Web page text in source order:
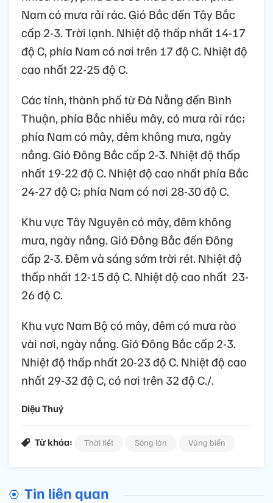
Nam có mưa rải rác. Gió Bắc đến Tây Bắc
cấp 2-3. Trời lạnh. Nhiệt độ thấp nhất 14-17
độ C, phía Nam có nơi trên 17 độ C. Nhiệt độ
cao nhất 22-25 độ C.
Các tỉnh, thành phố từ Đà Nẵng đến Bình
Thuận, phía Bắc nhiều mây, có mưa rải rác;
phía Nam có mây, đêm không mưa, ngày
nắng. Gió Đông Bắc cấp 2-3. Nhiệt độ thấp
nhất 19-22 độ C. Nhiệt độ cao nhất phía Bắc
24-27 độ C; phía Nam có nơi 28-30 độ C.
Khu vực Tây Nguyên có mây, đêm không
mưa, ngày nắng. Gió Đông Bắc đến Đông
cấp 2-3. Đêm và sáng sớm trời rét. Nhiệt độ
thấp nhất 12-15 độ C. Nhiệt độ cao nhất 23-
26 độ C.
Khu vực Nam Bộ có mây, đêm có mưa rào
vài nơi, ngày nắng. Gió Đông Bắc cấp 2-3.
Nhiệt độ thấp nhất 20-23 độ C. Nhiệt độ cao
nhất 29-32 độ C, có nơi trên 32 độ C./.
Diệu Thuý
Từ khóa: Thời tiết Sóng lớn Vùng biển
Tin liên quan